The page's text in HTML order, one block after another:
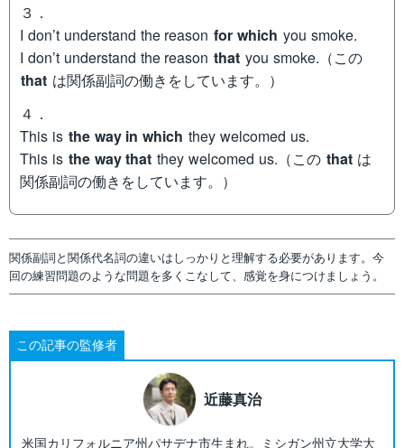
３．
I don’t understand the reason for which you smoke.
I don’t understand the reason that you smoke.（この
that は関係副詞の働きをしています。）
４．
This is the way in which they welcomed us.
This is the way that they welcomed us.（この that は
関係副詞の働きをしています。）
関係副詞と関係代名詞の違いはしっかりと理解する必要があります。今
回の練習問題のような問題を多くこなして、感覚を身につけましょう。
この記事の監修者
近藤真治
米国カリフォルニア州パサデナ市生まれ。ミシガン州立大学大